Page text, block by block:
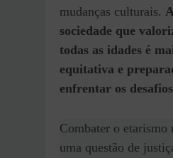
mudanças culturais.
sociedade que
todas as idades é
equitativa e
enfrentar os
Combater o etarismo
uma questão de